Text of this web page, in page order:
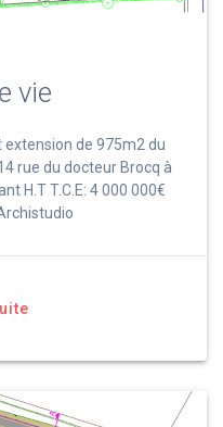
vie
de 975m2 du
rue du docteur Brocq à
H.T T.C.E: 4 000 000€